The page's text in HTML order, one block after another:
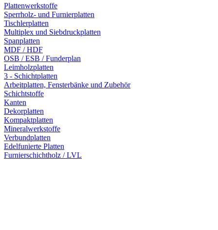
Plattenwerkstoffe
Sperrholz- und Furnierplatten
Tischlerplatten
Multiplex und Siebdruckplatten
Spanplatten
MDF / HDF
OSB / ESB / Funderplan
Leimholzplatten
3 - Schichtplatten
Arbeitplatten, Fensterbänke und Zubehör
Schichtstoffe
Kanten
Dekorplatten
Kompaktplatten
Mineralwerkstoffe
Verbundplatten
Edelfunierte Platten
Furnierschichtholz / LVL